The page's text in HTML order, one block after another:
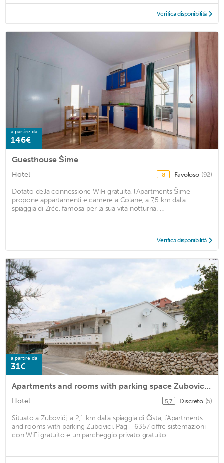
Verifica disponibilità
a partire da
146€
Guesthouse Šime
Hotel 8 Favoloso (92)
Dotato della connessione WiFi gratuita, l'Apartments Šime
propone appartamenti e camere a Colane, a 7,5 km dalla
spiaggia di Zrće, famosa per la sua vita notturna. ...
Verifica disponibilità
a partire da
31€
Apartments and rooms with parking space Zubovici, Pag - 6357
Hotel 5,7 Discreto (5)
Situato a Zubovići, a 2,1 km dalla spiaggia di Čista, l'Apartments
and rooms with parking Zubovici, Pag - 6357 offre sistemazioni
con WiFi gratuito e un parcheggio privato gratuito. ...